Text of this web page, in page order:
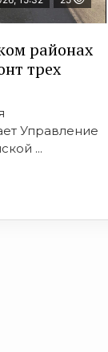
районах
трех
Управление
...